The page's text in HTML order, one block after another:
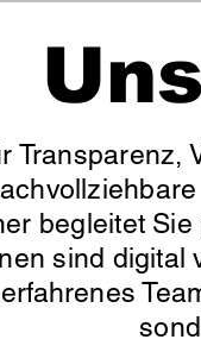
Transparenz,
begleitet
sind digital